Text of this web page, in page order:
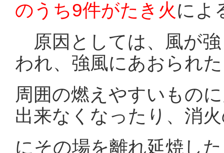
のうち9件がたき火によ
原因としては、風が
われ、強風にあおられ
周囲の燃えやすいもの
出来なくなったり、消
にその場を離れ延焼し